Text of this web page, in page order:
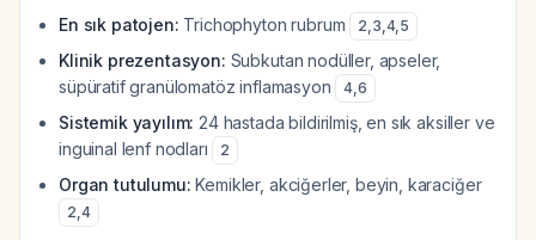
En sık patojen: Trichophyton rubrum 2,3,4,5
Klinik prezentasyon: Subkutan nodüller, apseler,
süpüratif granülomatöz inflamasyon
4,6
Sistemik yayılım: 24 hastada bildirilmiş, en sık aksiller ve
inguinal lenf nodları
2
Organ tutulumu: Kemikler, akciğerler, beyin, karaciğer
2,4